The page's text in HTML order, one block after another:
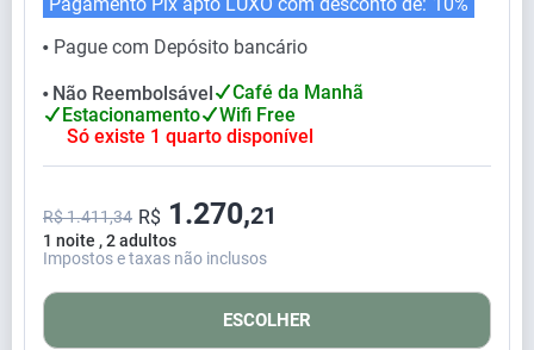
⬤ Pague com Depósito bancário
⬤ Não Reembolsável
Café da Manhã
Estacionamento
Wifi Free
Só existe 1 quarto disponível
1 noite , 2 adultos
R$ 1.411,34 R$ 1.270,21
Impostos e taxas não inclusos
ESCOLHER